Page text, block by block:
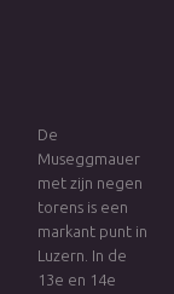
De
Museggmauer
met zijn negen
torens is een
markant punt in
Luzern. In de
13e en 14e